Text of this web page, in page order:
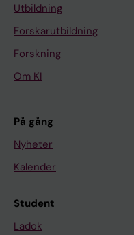
Utbildning
Forskarutbildning
Forskning
Om KI
På gång
Nyheter
Kalender
Student
Ladok